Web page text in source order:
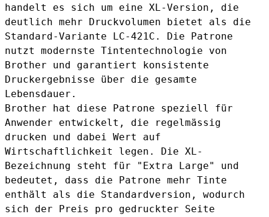
handelt es sich um eine XL-Version, die
deutlich mehr Druckvolumen bietet als die
Standard-Variante
LC-421C . Die Patrone
nutzt modernste Tintentechnologie von
Brother und garantiert konsistente
Druckergebnisse über die gesamte
Lebensdauer.
Brother hat diese Patrone speziell für
Anwender entwickelt, die regelmässig
drucken und dabei Wert auf
Wirtschaftlichkeit legen. Die XL-
Bezeichnung steht für "Extra Large" und
bedeutet, dass die Patrone mehr Tinte
enthält als die Standardversion, wodurch
sich der Preis pro gedruckter Seite